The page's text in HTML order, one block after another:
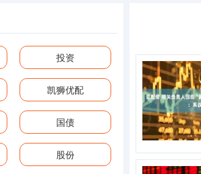
投资
凯狮优配
国债
股份